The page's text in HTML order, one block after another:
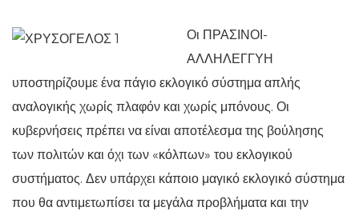
Οι ΠΡΑΣΙΝΟΙ-
ΑΛΛΗΛΕΓΓΥΗ
υποστηρίζουμε ένα πάγιο εκλογικό σύστημα απλής
αναλογικής χωρίς πλαφόν και χωρίς μπόνους. Οι
κυβερνήσεις πρέπει να είναι αποτέλεσμα της βούλησης
των πολιτών και όχι των «κόλπων» του εκλογικού
συστήματος. Δεν υπάρχει κάποιο μαγικό εκλογικό σύστημα
που θα αντιμετωπίσει τα μεγάλα προβλήματα και την